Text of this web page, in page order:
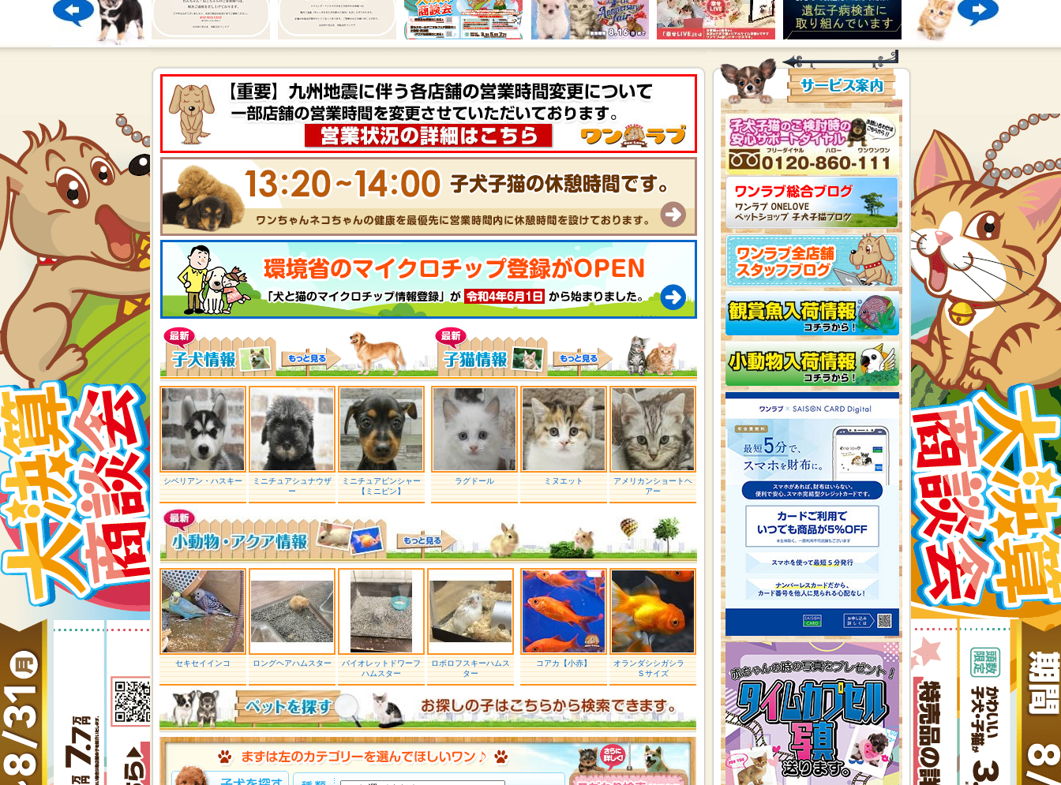
シベリアン・ハスキー
ミニチュアシュナウザ
ー
ミニチュアピンシャー
【ミニピン】
ラグドール ミヌエット
アメリカンショートヘ
アー
セキセイインコ ロングヘアハムスター
バイオレットドワーフ
ハムスター
ロボロフスキーハムス
ター
コアカ【小赤】
オランダシシガシラ
Ｓサイズ